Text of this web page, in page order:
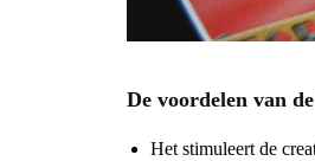
De voordelen van
Het stimuleert de